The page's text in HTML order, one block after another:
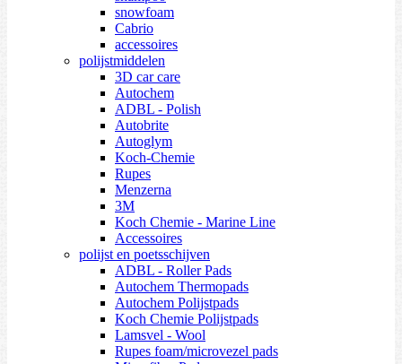
snowfoam
Cabrio
accessoires
polijstmiddelen
3D car care
Autochem
ADBL - Polish
Autobrite
Autoglym
Koch-Chemie
Rupes
Menzerna
3M
Koch Chemie - Marine Line
Accessoires
polijst en poetsschijven
ADBL - Roller Pads
Autochem Thermopads
Autochem Polijstpads
Koch Chemie Polijstpads
Lamsvel - Wool
Rupes foam/microvezel pads